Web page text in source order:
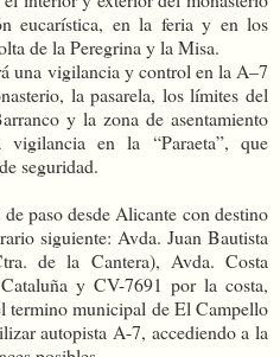
eucarística, en la feria y en los
de la Peregrina y la Misa.
una vigilancia y control en la A–7
la pasarela, los límites del
y la zona de asentamiento
en la “Paraeta”, que
seguridad.
paso desde Alicante con destino
siguiente: Avda. Juan Bautista
de la Cantera), Avda. Costa
y CV-7691 por la costa,
termino municipal de El Campello
autopista A-7, accediendo a la